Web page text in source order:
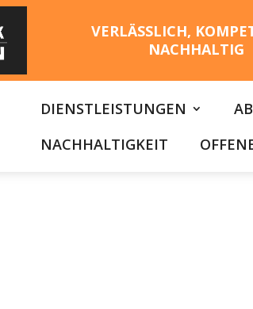
VERLÄSSLICH,
NACHHALTIG
DIENSTLEISTUNGEN
NACHHALTIGKEIT